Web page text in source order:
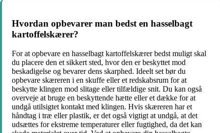
Hvordan opbevarer man bedst en hasselbagt
kartoffelskærer?
For at opbevare en hasselbagt kartoffelskærer bedst muligt skal
du placere den et sikkert sted, hvor den er beskyttet mod
beskadigelse og bevarer dens skarphed. Ideelt set bør du
opbevare skæreren i en skuffe eller et redskabsrum for at
beskytte klingen mod slitage eller tilfældige snit. Du kan også
overveje at bruge en beskyttende hætte eller et dække for at
undgå utilsigtet kontakt med klingen. Hvis skæreren har et
håndtag i træ eller plastik, er det også vigtigt at undgå, at det
udsættes for ekstreme temperaturer eller fugtighed, da det kan